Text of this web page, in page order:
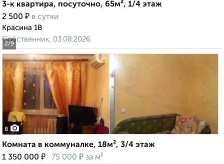
2/9
3-к квартира, посуточно, 65м², 1/4 этаж
2 500 ₽ в сутки
Красина 1В
Собственник, 03.08.2026
8
Комната в коммуналке, 18м², 3/4 этаж
1 350 000 ₽ 75 000 ₽ за м²